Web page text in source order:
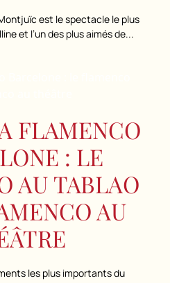
est le spectacle le plus
et l’un des plus aimés de...
FLAMENCO
: LE
AU TABLAO
AU
les plus importants du